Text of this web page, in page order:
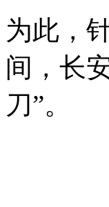
为此，
间，长
刀”。